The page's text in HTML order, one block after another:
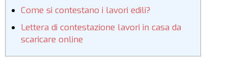
Come si contestano i lavori edili?
Lettera di contestazione lavori in casa da
scaricare online